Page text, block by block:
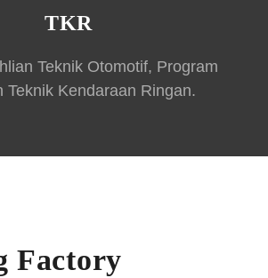
TKR
Teknik Otomotif, Program
Teknik Kendaraan Ringan.
Factory